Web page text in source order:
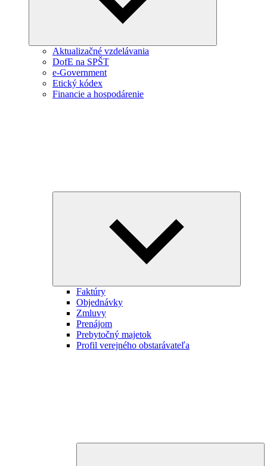
Aktualizačné vzdelávania
DofE na SPŠT
e-Government
Etický kódex
Financie a hospodárenie
Faktúry
Objednávky
Zmluvy
Prenájom
Prebytočný majetok
Profil verejného obstarávateľa